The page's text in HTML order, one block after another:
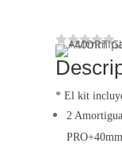
* El kit
2
PRO+40mm